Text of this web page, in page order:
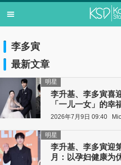
李多寅
最新文章
李升基、李多寅喜
「一儿一女」的幸
明星
2026年7月9日 09:40
李升基、李多寅迎
月：以孕妇健康为
明星